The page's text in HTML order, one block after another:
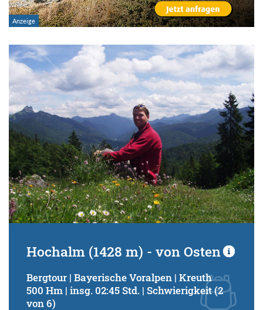
Art der Tour:
Schwierigkeitsgrad:
von
bis
Kondition (Tourdauer):
von
bis
Suchbegriff:
Hochalm (1428 m) - von Osten
Bergtour | Bayerische Voralpen | Kreuth
500 Hm | insg. 02:45 Std. | Schwierigkeit (2
von 6)